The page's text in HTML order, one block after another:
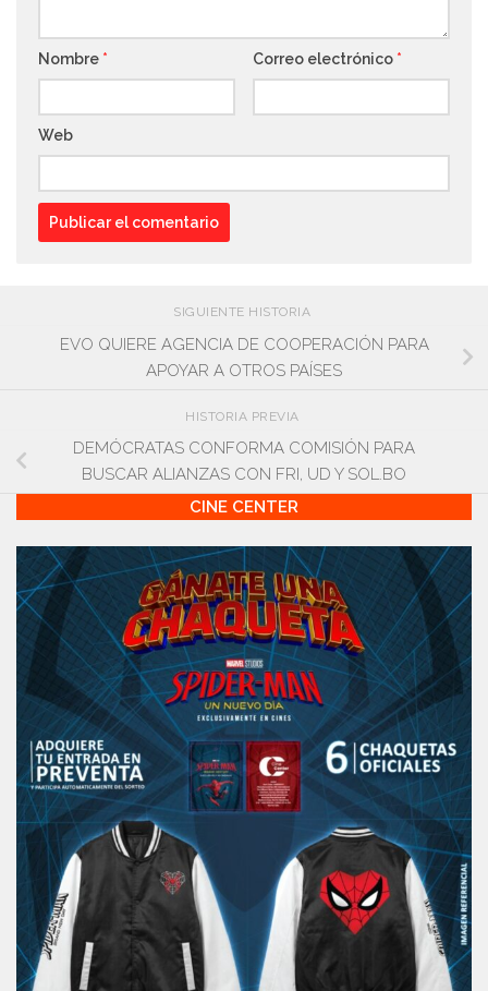
Nombre * Correo electrónico *
Web
SIGUIENTE HISTORIA
EVO QUIERE AGENCIA DE COOPERACIÓN PARA
APOYAR A OTROS PAÍSES
HISTORIA PREVIA
DEMÓCRATAS CONFORMA COMISIÓN PARA
BUSCAR ALIANZAS CON FRI, UD Y SOL.BO
CINE CENTER